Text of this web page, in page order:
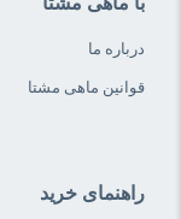
درباره ما
قوانین ماهی مشتا
راهنمای خرید